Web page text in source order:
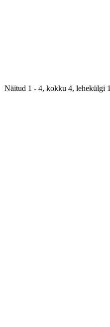
Näitud 1 - 4, kokku 4, lehekülgi 1